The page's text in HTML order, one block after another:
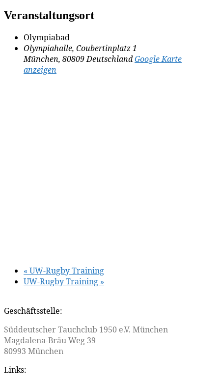
Veranstaltungsort
Olympiabad
Olympiahalle, Coubertinplatz 1
München, 80809DeutschlandGoogle Karte
anzeigen
« UW-Rugby Training
UW-Rugby Training »
Geschäftsstelle:
Süddeutscher Tauchclub 1950 e.V. München
Magdalena-Bräu Weg 39
80993 München
Links: